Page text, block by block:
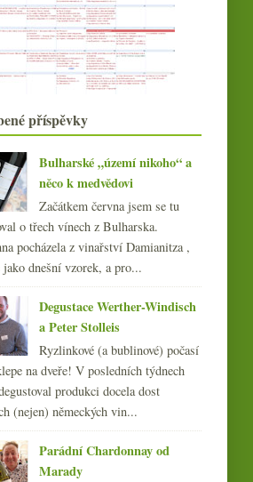
Jedno bílé a několik degustačních
poznámek
Salon vín, Trpělka & Oulehla
Dva opravdu povedené německé
ryzlinky
Čtrnáct supertoskánských vín
Frankovka a solidní Bordeaux
Návrat kalamáře & vinné plány
Ruska
Eugenio Rosi a nadšení nejen z
Marzemina
ledna
(254)
(249)
(254)
(252)
(249)
(249)
(270)
(108)
příspěvky
Bulharské „území nikoho“ a
něco k medvědovi
Začátkem června jsem se tu
o třech vínech z Bulharska.
pocházela z vinařství Damianitza ,
jako dnešní vzorek, a pro...
Degustace Werther-Windisch
a Peter Stolleis
Ryzlinkové (a bublinové) počasí
na dveře! V posledních týdnech
produkci docela dost
(nejen) německých vin...
Parádní Chardonnay od
Marady